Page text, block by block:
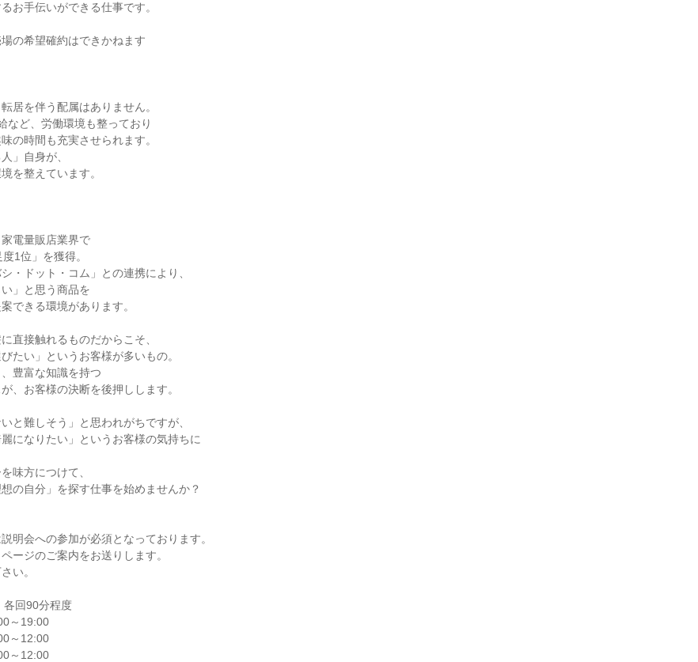
お手伝いができる仕事です。
の希望確約はできかねます
居を伴う配属はありません。
など、労働環境も整っており
の時間も充実させられます。
」自身が、
を整えています。
電量販店業界で
1位」を獲得。
・ドット・コム」との連携により、
」と思う商品を
できる環境があります。
直接触れるものだからこそ、
たい」というお客様が多いもの。
豊富な知識を持つ
、お客様の決断を後押しします。
と難しそう」と思われがちですが、
になりたい」というお客様の気持ちに
味方につけて、
の自分」を探す仕事を始めませんか？
明会への参加が必須となっております。
ージのご案内をお送りします。
い。
各回90分程度
～19:00
～12:00
～12:00